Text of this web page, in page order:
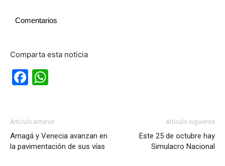
Comentarios
Comparta esta noticia
Facebook
Artículo anterior
Amagá y Venecia avanzan en
la pavimentación de sus vías
Artículo siguiente
Este 25 de octubre hay
Simulacro Nacional